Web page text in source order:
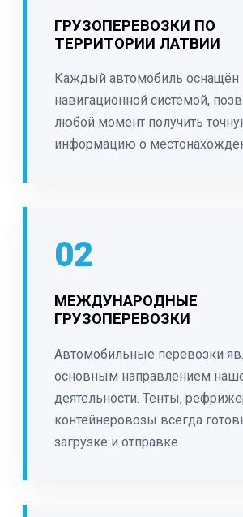
ГРУЗОПЕРЕВОЗКИ ПО
ТЕРРИТОРИИ ЛАТВИИ
Каждый автомобиль оснащён
навигационной системой,
любой момент получить
информацию о
02
МЕЖДУНАРОДНЫЕ
ГРУЗОПЕРЕВОЗКИ
Автомобильные перевозки
основным направлением
деятельности. Тенты,
контейнеровозы всегда
загрузке и отправке.